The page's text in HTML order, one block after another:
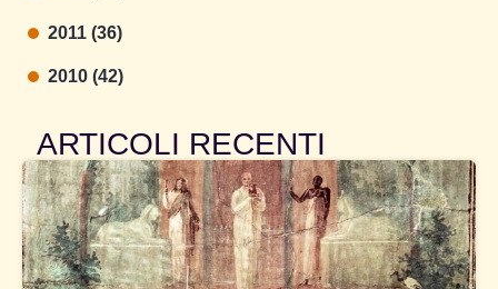
2011 (36)
2010 (42)
ARTICOLI RECENTI